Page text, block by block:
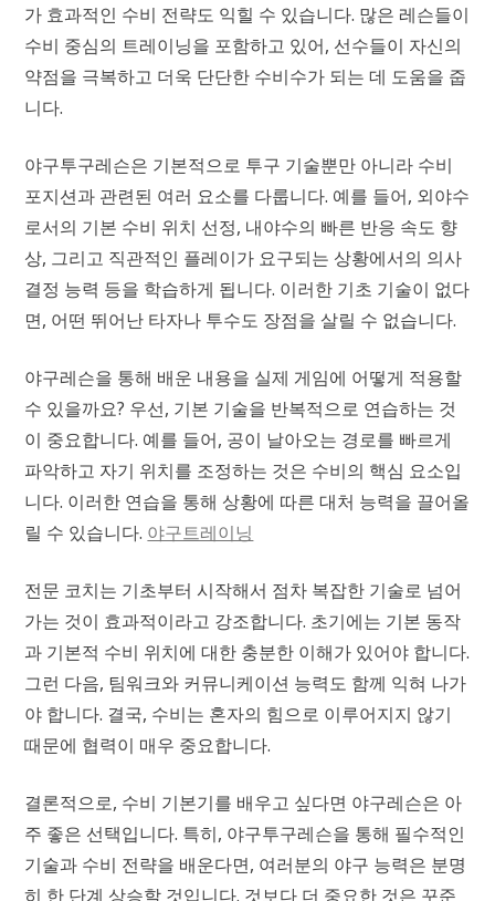
가 효과적인 수비 전략도 익힐 수 있습니다. 많은 레슨들이
수비 중심의 트레이닝을 포함하고 있어, 선수들이 자신의
약점을 극복하고 더욱 단단한 수비수가 되는 데 도움을 줍
니다.
야구투구레슨은 기본적으로 투구 기술뿐만 아니라 수비
포지션과 관련된 여러 요소를 다룹니다. 예를 들어, 외야수
로서의 기본 수비 위치 선정, 내야수의 빠른 반응 속도 향
상, 그리고 직관적인 플레이가 요구되는 상황에서의 의사
결정 능력 등을 학습하게 됩니다. 이러한 기초 기술이 없다
면, 어떤 뛰어난 타자나 투수도 장점을 살릴 수 없습니다.
야구레슨을 통해 배운 내용을 실제 게임에 어떻게 적용할
수 있을까요? 우선, 기본 기술을 반복적으로 연습하는 것
이 중요합니다. 예를 들어, 공이 날아오는 경로를 빠르게
파악하고 자기 위치를 조정하는 것은 수비의 핵심 요소입
니다. 이러한 연습을 통해 상황에 따른 대처 능력을 끌어올
릴 수 있습니다. 야구트레이닝
전문 코치는 기초부터 시작해서 점차 복잡한 기술로 넘어
가는 것이 효과적이라고 강조합니다. 초기에는 기본 동작
과 기본적 수비 위치에 대한 충분한 이해가 있어야 합니다.
그런 다음, 팀워크와 커뮤니케이션 능력도 함께 익혀 나가
야 합니다. 결국, 수비는 혼자의 힘으로 이루어지지 않기
때문에 협력이 매우 중요합니다.
결론적으로, 수비 기본기를 배우고 싶다면 야구레슨은 아
주 좋은 선택입니다. 특히, 야구투구레슨을 통해 필수적인
기술과 수비 전략을 배운다면, 여러분의 야구 능력은 분명
히 한 단계 상승할 것입니다. 것보다 더 중요한 것은 꾸준